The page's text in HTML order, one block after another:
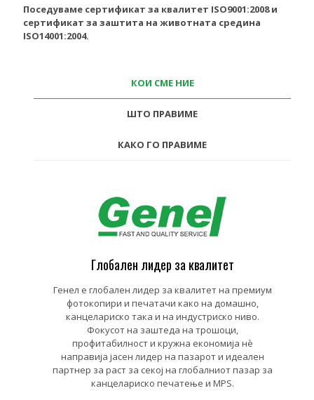
Поседуваме сертификат за квалитет ISO9001:2008 и
сертификат за заштита на животната средина
ISO14001:2004.
КОИ СМЕ НИЕ
ШТО ПРАВИМЕ
КАКО ГО ПРАВИМЕ
Глобален лидер за квалитет
Генел е глобален лидер за квалитет на премиум
фотокопири и печатачи како на домашно,
канцелариско така и на индустриско ниво.
Фокусот на заштеда на трошоци,
профитабилност и кружна економија нè
направија јасен лидер на пазарот и идеален
партнер за раст за секој на глобалниот пазар за
канцелариско печатење и MPS.